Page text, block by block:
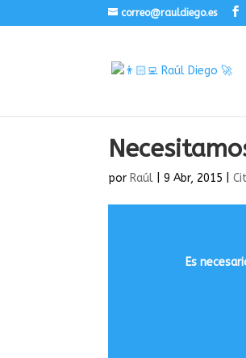
correo@rauldiego.es
por Raúl |9 Abr, 2015 |
Es